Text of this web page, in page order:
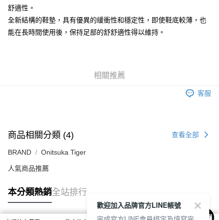
7-11取貨付款
每筆NT$80，滿NT$6,000(含以上)免運費
舒適性。
全新結構的鞋墊，具有優異的緩衝性和穩定性，即使鞋底較薄，也
能在長時間使用後，保持足部的舒舒適性得以維持。
相關推薦
客服
商品相關分類 (4) 查看全部
BRAND Onitsuka Tiger
人氣商品推薦
本分類熱銷全站排行
歡迎加入品牌官方LINE帳號